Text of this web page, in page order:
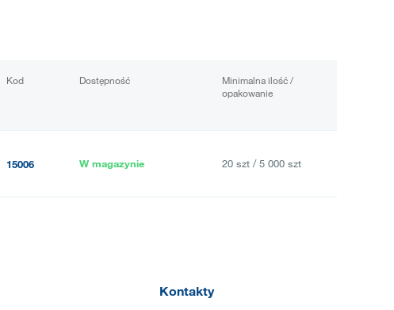
Kod Dostępność
Minimalna ilość /
opakowanie
15006 W magazynie 20 szt / 5 000 szt
Kontakty